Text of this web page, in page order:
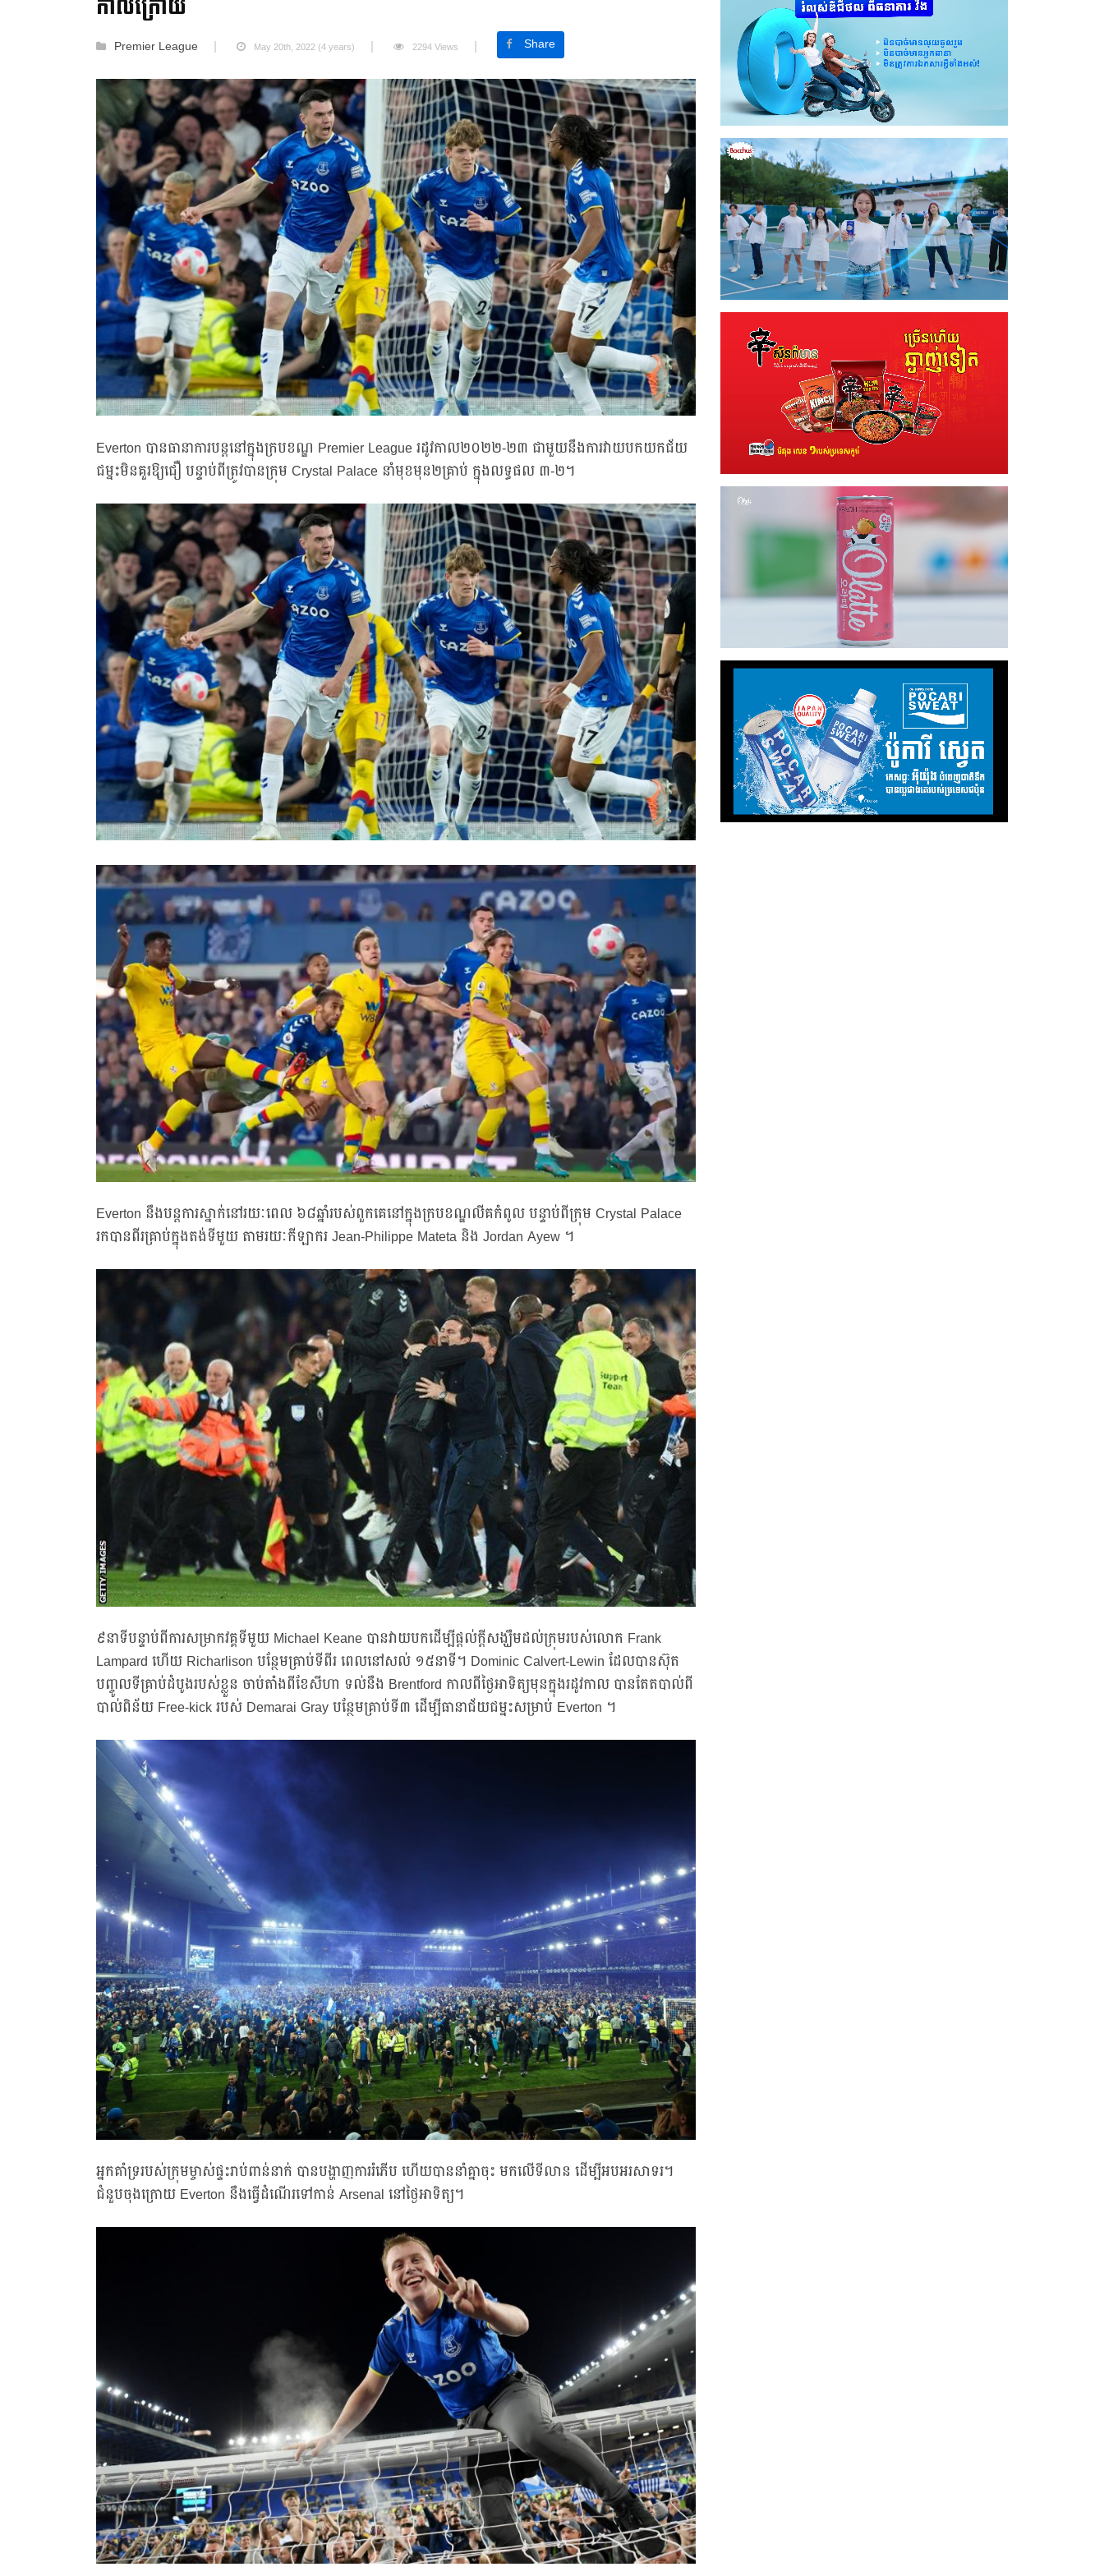
កាលក្រោយ
Premier League May 20th, 2022 (4 years) 2294 Views Share
Everton បានធានាការបន្តនៅក្នុងក្របខណ្ឌ Premier League រដូវកាល២០២២-២៣ ជាមួយនឹងការវាយបកយកជ័យ
ជម្នះមិនគួរឱ្យជឿ បន្ទាប់ពីត្រូវបានក្រុម Crystal Palace នាំមុខមុន២គ្រាប់ ក្នុងលទ្ធផល ៣-២។
Everton នឹងបន្តការស្នាក់នៅរយៈពេល ៦៨ឆ្នាំរបស់ពួកគេនៅក្នុងក្របខណ្ឌលីគកំពូល បន្ទាប់ពីក្រុម Crystal Palace
រកបានពីរគ្រាប់ក្នុងតង់ទីមួយ តាមរយៈកីឡាករ Jean-Philippe Mateta និង Jordan Ayew ។
៩នាទីបន្ទាប់ពីការសម្រាកវគ្គទីមួយ Michael Keane បានវាយបកដើម្បីផ្តល់ក្តីសង្ឃឹមដល់ក្រុមរបស់លោក Frank
Lampard ហើយ Richarlison បន្ថែមគ្រាប់ទីពីរ ពេលនៅសល់ ១៥នាទី។ Dominic Calvert-Lewin ដែលបានស៊ុត
បញ្ចូលទីគ្រាប់ដំបូងរបស់ខ្លួន ចាប់តាំងពីខែសីហា ទល់នឹង Brentford កាលពីថ្ងៃអាទិត្យមុនក្នុងរដូវកាល បានតែតបាល់ពី
បាល់ពិន័យ Free-kick របស់ Demarai Gray បន្ថែមគ្រាប់ទី៣ ដើម្បីធានាជ័យជម្នះសម្រាប់ Everton ។
អ្នកគាំទ្ររបស់ក្រុមម្ចាស់ផ្ទះរាប់ពាន់នាក់ បានបង្ហាញការរំភើប ហើយបាននាំគ្នាចុះ មកលើទីលាន ដើម្បីអបអរសាទរ។
ជំនួបចុងក្រោយ Everton នឹងធ្វើដំណើរទៅកាន់ Arsenal នៅថ្ងៃអាទិត្យ។